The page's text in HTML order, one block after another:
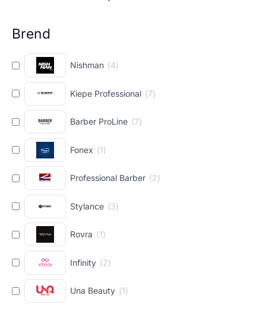
Brend
Nishman (4)
Kiepe Professional (7)
Barber ProLine (7)
Fonex (1)
Professional Barber (2)
Stylance (3)
Rovra (1)
Infinity (2)
Una Beauty (1)